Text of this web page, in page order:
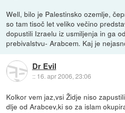
Well, bilo je Palestinsko ozemlje,
so tam tisoč let veliko večino
dopustili Izraelu iz usmiljenja in ga
prebivalstvu- Arabcem. Kaj je
Dr Evil
:: 16. apr 2006, 23:06
Kolkor vem jaz,vsi Židje niso
dlje od Arabcev,ki so za islam